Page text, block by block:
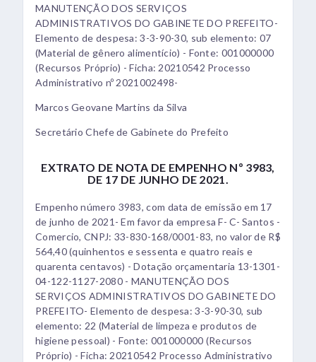
MANUTENÇÃO DOS SERVIÇOS
ADMINISTRATIVOS DO GABINETE DO PREFEITO-
Elemento de despesa: 3-3-90-30, sub elemento: 07
(Material de gênero alimentício) - Fonte: 001000000
(Recursos Próprio) - Ficha: 20210542 Processo
Administrativo nº 2021002498-
Marcos Geovane Martins da Silva
Secretário Chefe de Gabinete do Prefeito
EXTRATO DE NOTA DE EMPENHO Nº 3983,
DE 17 DE JUNHO DE 2021.
Empenho número 3983, com data de emissão em 17
de junho de 2021- Em favor da empresa F- C- Santos -
Comercio, CNPJ: 33-830-168/0001-83, no valor de R$
564,40 (quinhentos e sessenta e quatro reais e
quarenta centavos) - Dotação orçamentaria 13-1301-
04-122-1127-2080 - MANUTENÇÃO DOS
SERVIÇOS ADMINISTRATIVOS DO GABINETE DO
PREFEITO- Elemento de despesa: 3-3-90-30, sub
elemento: 22 (Material de limpeza e produtos de
higiene pessoal) - Fonte: 001000000 (Recursos
Próprio) - Ficha: 20210542 Processo Administrativo